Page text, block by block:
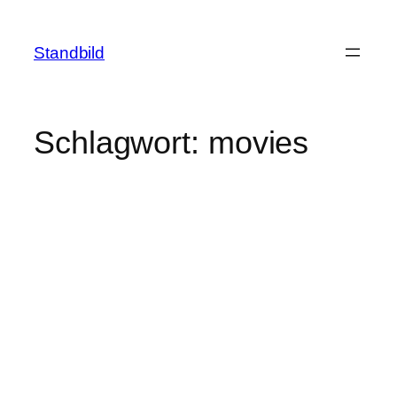
springen
Standbild
Schlagwort: movies